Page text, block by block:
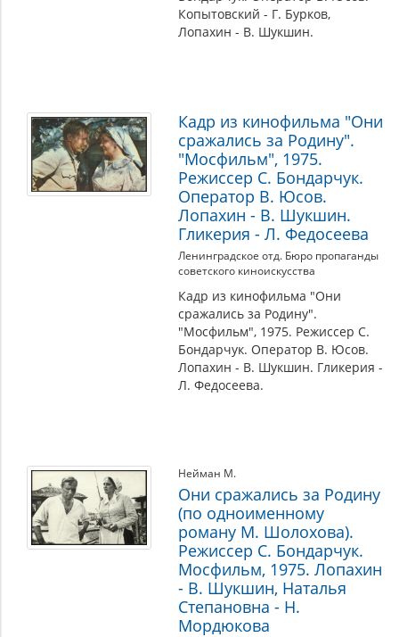
Копытовский - Г. Бурков,
Лопахин - В. Шукшин.
Кадр из кинофильма "Они
сражались за Родину".
"Мосфильм", 1975.
Режиссер С. Бондарчук.
Оператор В. Юсов.
Лопахин - В. Шукшин.
Гликерия - Л. Федосеева
Ленинградское отд. Бюро пропаганды
советского киноискусства
Кадр из кинофильма "Они
сражались за Родину".
"Мосфильм", 1975. Режиссер С.
Бондарчук. Оператор В. Юсов.
Лопахин - В. Шукшин. Гликерия -
Л. Федосеева.
Нейман М.
Они сражались за Родину
(по одноименному
роману М. Шолохова).
Режиссер С. Бондарчук.
Мосфильм, 1975. Лопахин
- В. Шукшин, Наталья
Степановна - Н.
Мордюкова